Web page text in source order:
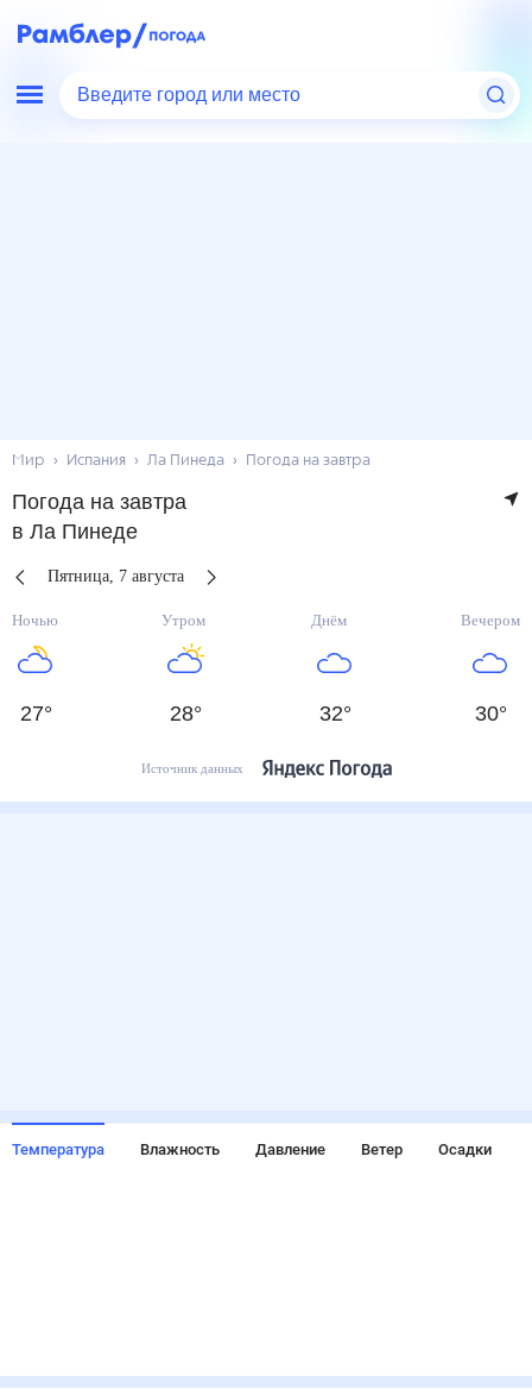
Введите город или место
Мир Испания Ла Пинеда Погода на завтра
Погода на завтра
в Ла Пинеде
Пятница 7 августа
Ночью
27°
Утром
28°
Днём
32°
Вечером
30°
Источник данных
Температура Влажность Давление Ветер Осадки